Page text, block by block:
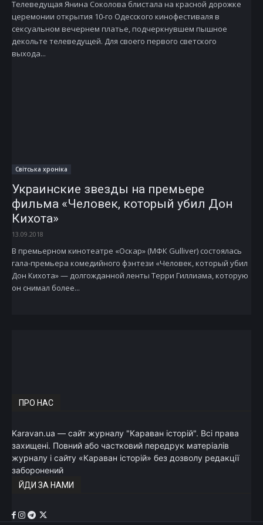
Телеведущая Янина Соколова блистала на красной дорожке
церемонии открытия 10-го Одесского кинофестиваля в
сексуальном вечернем платье, подчеркнувшем пышное
декольте телеведущей. Для своего первого светского
выхода...
Світська хроніка
Украинские звезды на премьере
фильма «Человек, который убил Дон
Кихота»
13.09.2018
В премьерном кинотеатре «Оскар» (МФК Gulliver) состоялась
гала-премьера комедийного фэнтези «Человек, который убил
Дон Кихота» — долгожданной ленты Терри Гиллиама, которую
он снимал более...
ПРО НАС
Karavan.ua — сайт журналу "Караван історій". Всі права
захищені. Повний або частковий передрук матеріалів
журналу і сайту «Караван історій» без дозволу редакції
заборонений
ЙДИ ЗА НАМИ